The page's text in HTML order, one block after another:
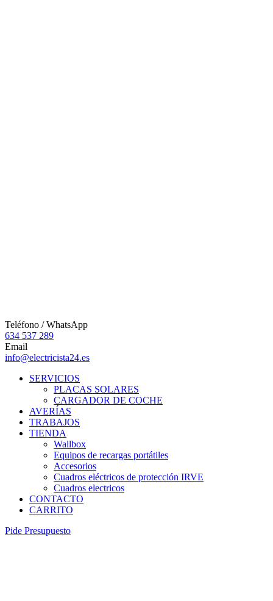
Teléfono / WhatsApp
634 537 289
Email
info@electricista24.es
SERVICIOS
PLACAS SOLARES
CARGADOR DE COCHE
AVERÍAS
TRABAJOS
TIENDA
Wallbox
Equipos de recargas portátiles
Accesorios
Cuadros eléctricos de protección IRVE
Cuadros electricos
CONTACTO
CARRITO
Pide Presupuesto